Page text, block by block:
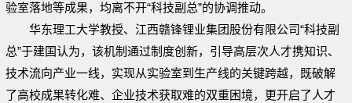
验室落地等成果，均离不开“科技副总”的协调推动。
华东理工大学教授、江西赣锋锂业集团股份有限公司“科技副
总”于建国认为，该机制通过制度创新，引导高层次人才携知识、
技术流向产业一线，实现从实验室到生产线的关键跨越，既破解
了高校成果转化难、企业技术获取难的双重困境，更开启了人才